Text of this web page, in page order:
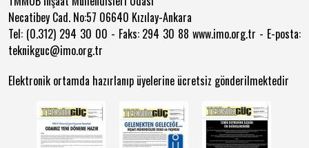
Necatibey Cad. No:57 06640 Kızılay-Ankara
Tel: (0.312) 294 30 00 - Faks: 294 30 88 www.imo.org.tr - E-posta:
teknikguc@imo.org.tr
Elektronik ortamda hazırlanıp üyelerine ücretsiz gönderilmektedir